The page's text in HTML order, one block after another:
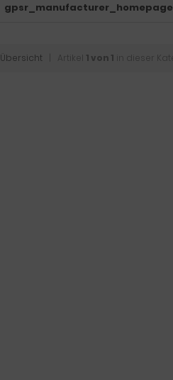
Übersicht | Artikel 1 von 1 in dieser